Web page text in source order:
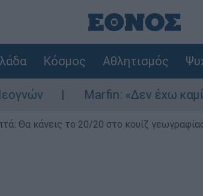
Κόσμος Αθλητισμός
Marfin: «Δεν έχω καμία
Θα κάνεις το 20/20 στο κουίζ